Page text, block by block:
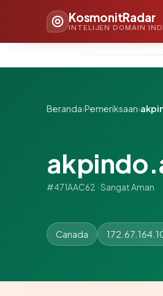
KosmonitRadar
INTELIJEN DOMAIN
Beranda›Pemeriksaan›
#471AAC62 · Sangat Aman
Canada